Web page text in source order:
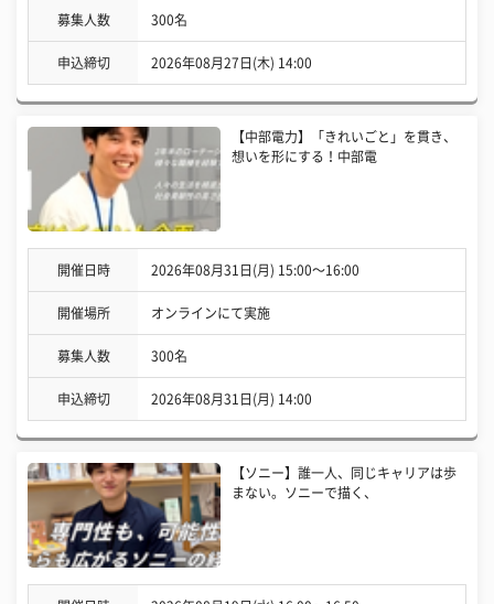
募集人数 300名
申込締切 2026年08月27日(木) 14:00
【中部電力】「きれいごと」を貫き、
想いを形にする！中部電
開催日時 2026年08月31日(月) 15:00〜16:00
開催場所 オンラインにて実施
募集人数 300名
申込締切 2026年08月31日(月) 14:00
【ソニー】誰一人、同じキャリアは歩
まない。ソニーで描く、